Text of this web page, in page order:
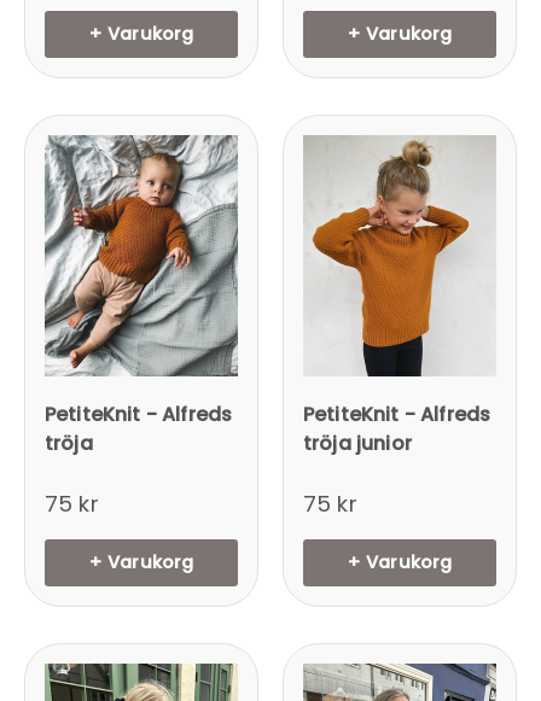
+ Varukorg + Varukorg
PetiteKnit - Alfreds
tröja
75 kr
+ Varukorg
PetiteKnit - Alfreds
tröja junior
75 kr
+ Varukorg